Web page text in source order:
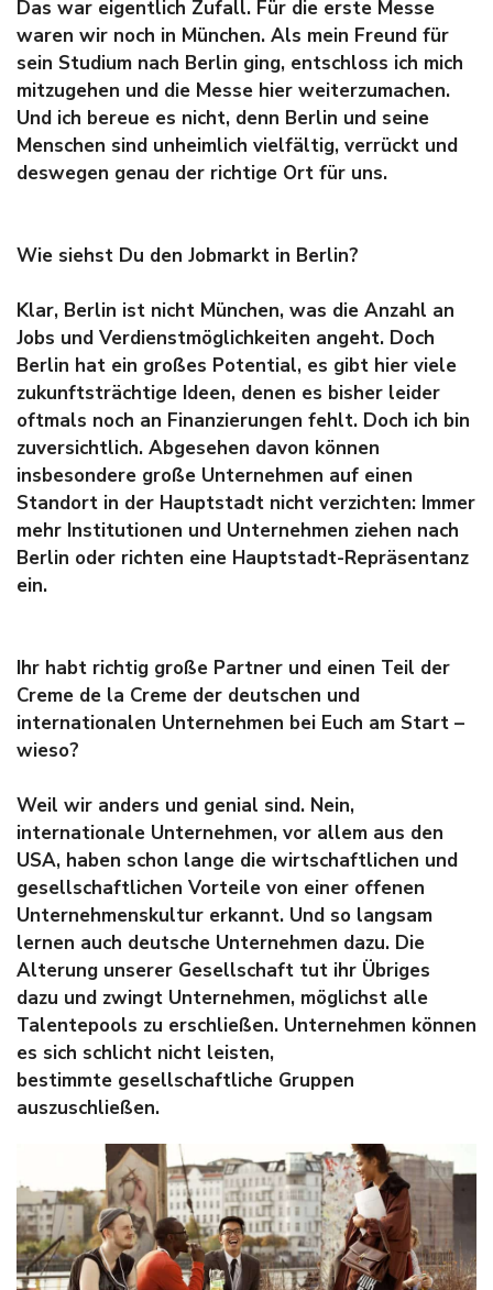
Das war eigentlich Zufall. Für die erste Messe
waren wir noch in München. Als mein Freund für
sein Studium nach Berlin ging, entschloss ich mich
mitzugehen und die Messe hier weiterzumachen.
Und ich bereue es nicht, denn Berlin und seine
Menschen sind unheimlich vielfältig, verrückt und
deswegen genau der richtige Ort für uns.
Wie siehst Du den Jobmarkt in Berlin?
Klar, Berlin ist nicht München, was die Anzahl an
Jobs und Verdienstmöglichkeiten angeht. Doch
Berlin hat ein großes Potential, es gibt hier viele
zukunftsträchtige Ideen, denen es bisher leider
oftmals noch an Finanzierungen fehlt. Doch ich bin
zuversichtlich. Abgesehen davon können
insbesondere große Unternehmen auf einen
Standort in der Hauptstadt nicht verzichten: Immer
mehr Institutionen und Unternehmen ziehen nach
Berlin oder richten eine Hauptstadt-Repräsentanz
ein.
Ihr habt richtig große Partner und einen Teil der
Creme de la Creme der deutschen und
internationalen Unternehmen bei Euch am Start –
wieso?
Weil wir anders und genial sind. Nein,
internationale Unternehmen, vor allem aus den
USA, haben schon lange die wirtschaftlichen und
gesellschaftlichen Vorteile von einer offenen
Unternehmenskultur erkannt. Und so langsam
lernen auch deutsche Unternehmen dazu. Die
Alterung unserer Gesellschaft tut ihr Übriges
dazu und zwingt Unternehmen, möglichst alle
Talentepools zu erschließen. Unternehmen können
es sich schlicht nicht leisten,
bestimmte gesellschaftliche Gruppen
auszuschließen.